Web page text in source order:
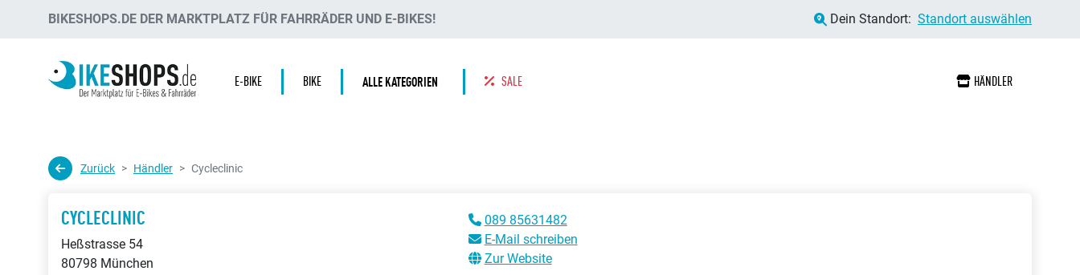
BIKESHOPS.DE DER MARKTPLATZ FÜR FAHRRÄDER UND E-BIKES! Dein Standort: Standort auswählen
E-BIKE BIKE ALLE KATEGORIEN SALE HÄNDLER
Zurück Händler Cycleclinic
CYCLECLINIC
Heßstrasse 54
80798 München
089 85631482
E-Mail schreiben
Zur Website